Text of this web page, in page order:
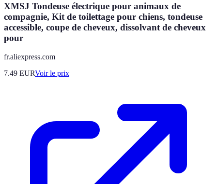
XMSJ Tondeuse électrique pour animaux de
compagnie, Kit de toilettage pour chiens, tondeuse
accessible, coupe de cheveux, dissolvant de cheveux
pour
fr.aliexpress.com
7.49 EURVoir le prix